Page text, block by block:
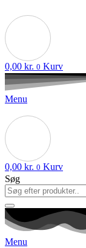
0,00 kr. 0 Kurv
Menu
0,00 kr. 0 Kurv
Søg
Menu